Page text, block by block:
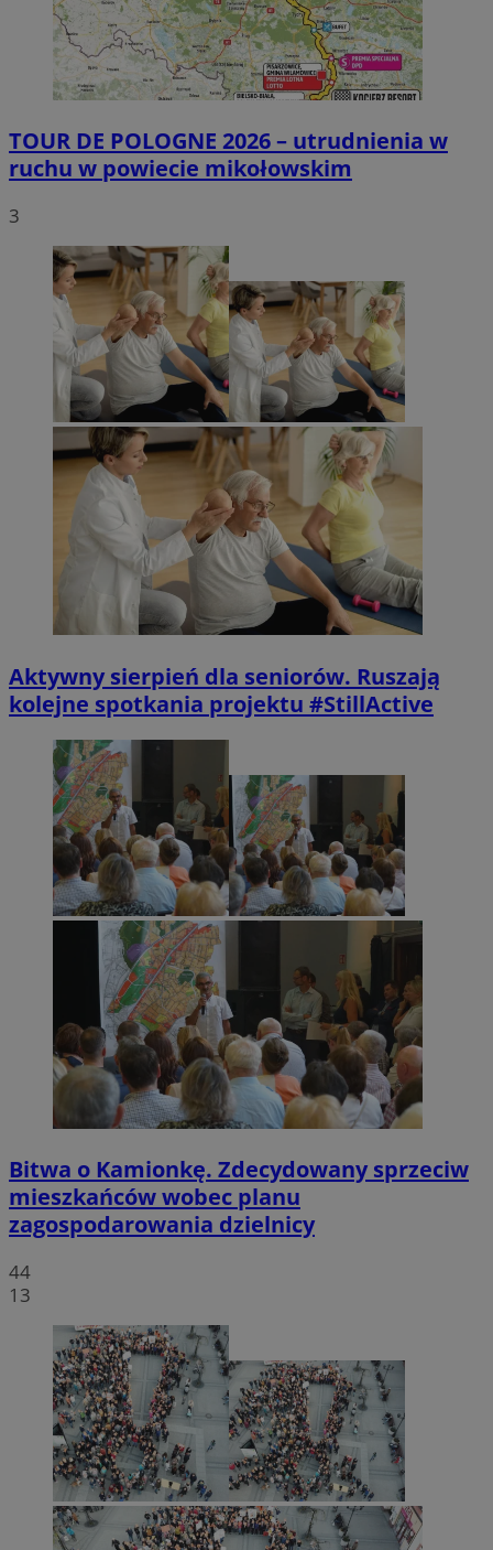
TOUR DE POLOGNE 2026 – utrudnienia w
ruchu w powiecie mikołowskim
3
Aktywny sierpień dla seniorów. Ruszają
kolejne spotkania projektu #StillActive
Bitwa o Kamionkę. Zdecydowany sprzeciw
mieszkańców wobec planu
zagospodarowania dzielnicy
44
13